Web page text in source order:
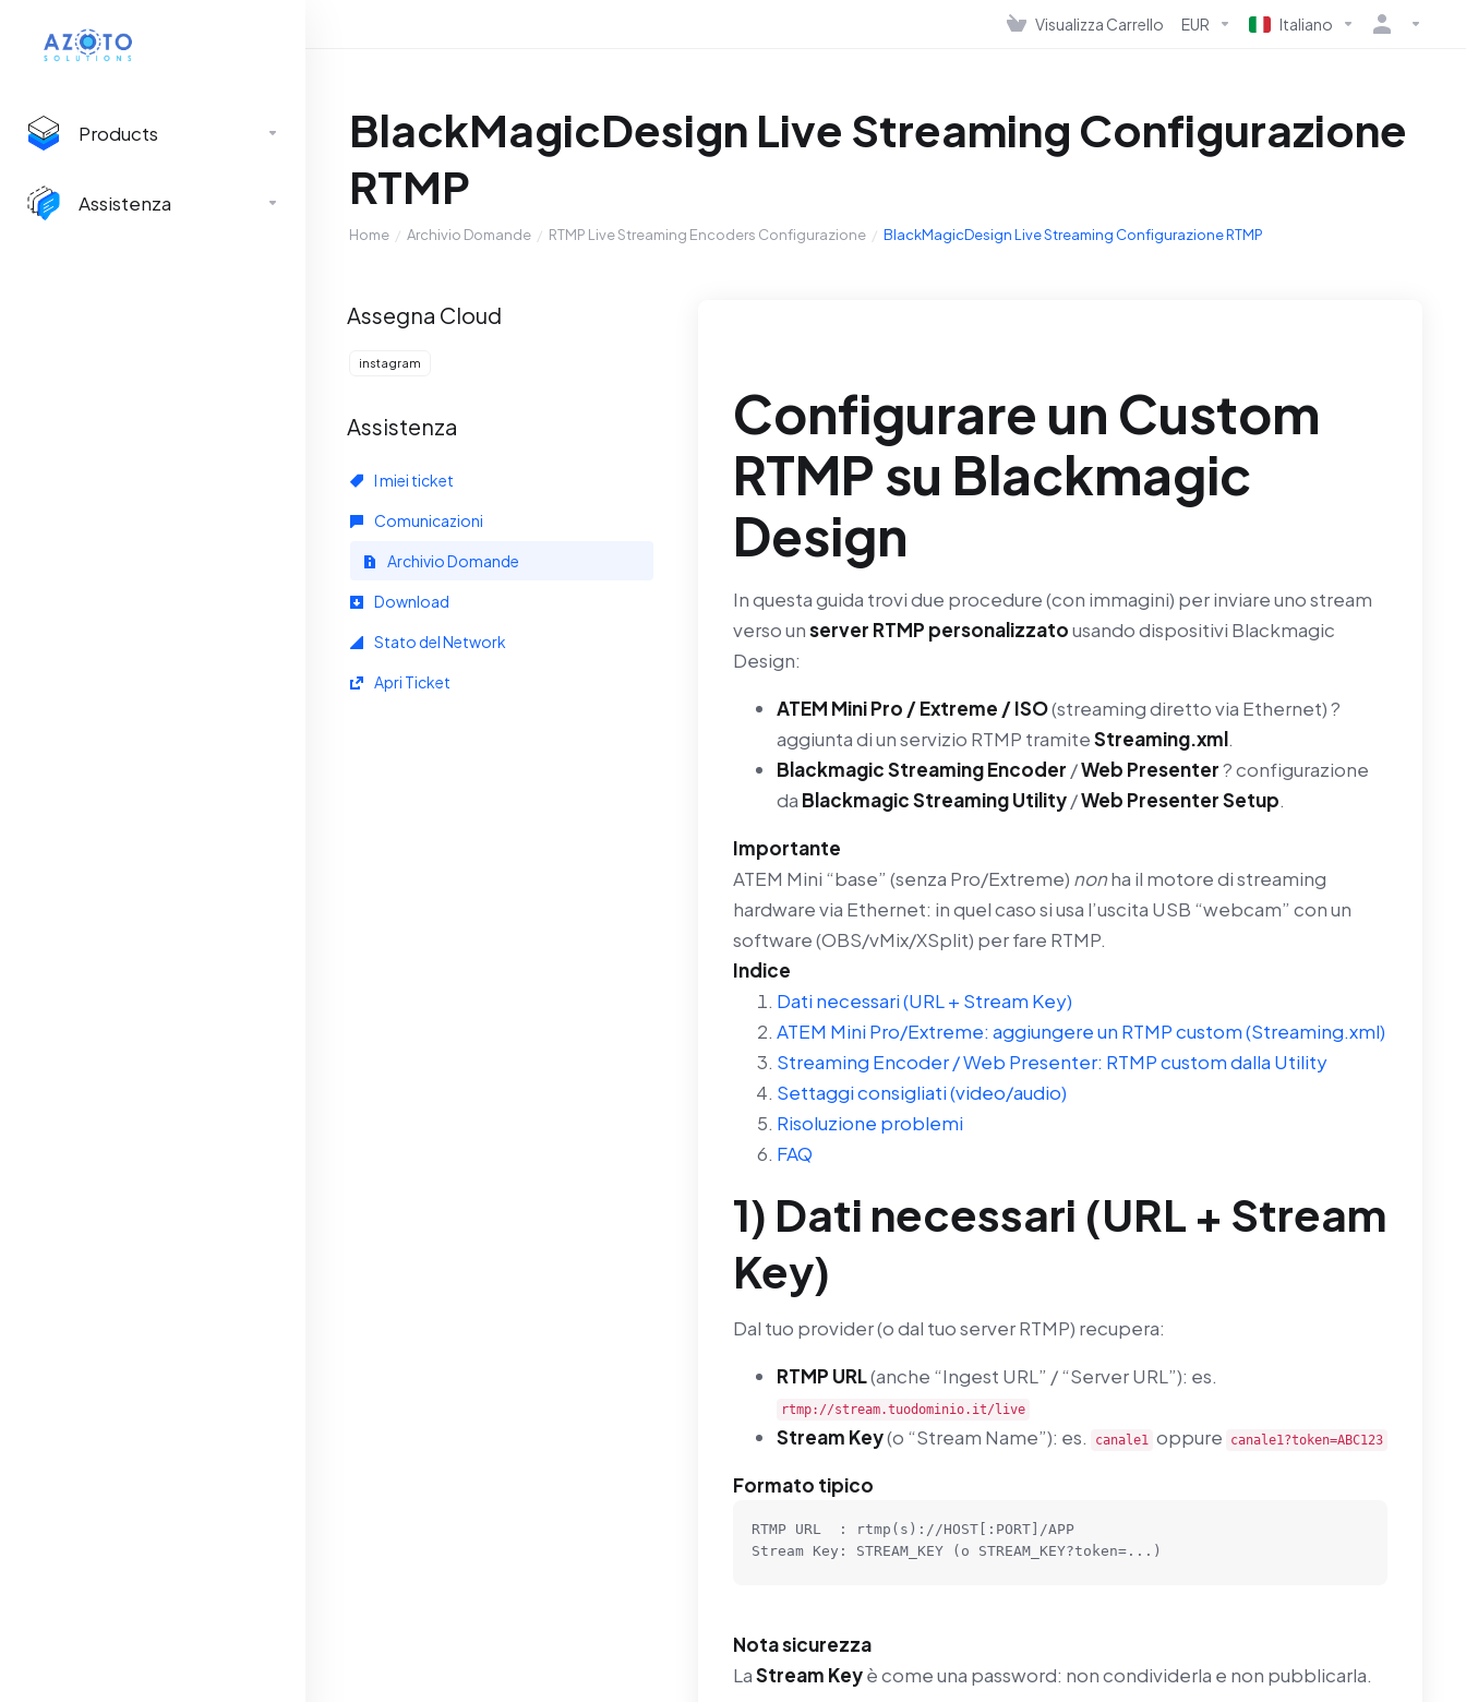
Products
Assistenza
Visualizza Carrello EUR Italiano
BlackMagicDesign Live Streaming Configurazione
RTMP
Home Archivio Domande RTMP Live Streaming Encoders Configurazione BlackMagicDesign Live Streaming Configurazione RTMP
Assegna Cloud
instagram
Assistenza
I miei ticket
Comunicazioni
Archivio Domande
Download
Stato del Network
Apri Ticket
Configurare un Custom
RTMP su Blackmagic
Design
In questa guida trovi due procedure (con immagini) per inviare uno stream
verso unserver RTMP personalizzatousando dispositivi Blackmagic
Design:
ATEM Mini Pro / Extreme / ISO(streaming diretto via Ethernet) ?
aggiunta di un servizio RTMP tramiteStreaming.xml.
Blackmagic Streaming Encoder /Web Presenter? configurazione
da Blackmagic Streaming Utility/Web Presenter Setup.
Importante
ATEM Mini “base” (senza Pro/Extreme) nonha il motore di streaming
hardware via Ethernet: in quel caso si usa l’uscita USB “webcam” con un
software (OBS/vMix/XSplit) per fare RTMP.
Indice
Dati necessari (URL + Stream Key)
ATEM Mini Pro/Extreme: aggiungere un RTMP custom (Streaming.xml)
Streaming Encoder / Web Presenter: RTMP custom dalla Utility
Settaggi consigliati (video/audio)
Risoluzione problemi
FAQ
1) Dati necessari (URL + Stream
Key)
Dal tuo provider (o dal tuo server RTMP) recupera:
RTMP URL(anche “Ingest URL” / “Server URL”): es.
rtmp://stream.tuodominio.it/live
Stream Key(o “Stream Name”): es. canale1 oppure canale1?token=ABC123
Formato tipico
RTMP URL  : rtmp(s)://HOST[:PORT]/APP
Stream Key: STREAM_KEY (o STREAM_KEY?token=...)
Nota sicurezza
LaStream Keyè come una password: non condividerla e non pubblicarla.